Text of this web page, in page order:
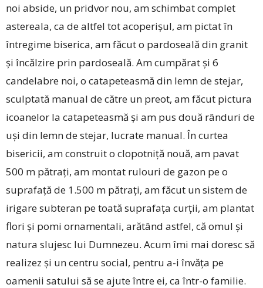
noi abside, un pridvor nou, am schimbat complet
astereala, ca de altfel tot acoperișul, am pictat în
întregime biserica, am făcut o pardoseală din granit
și încălzire prin pardoseală. Am cumpărat și 6
candelabre noi, o catapeteasmă din lemn de stejar,
sculptată manual de către un preot, am făcut pictura
icoanelor la catapeteasmă și am pus două rânduri de
uși din lemn de stejar, lucrate manual. În ­curtea
bisericii, am construit o clopotniță nouă, am pavat
500 m pătrați, am montat rulouri de gazon pe o
suprafață de 1.500 m pătrați, am făcut un sistem de
irigare subteran pe toată suprafața curții, am plantat
flori și pomi ornamentali, arătând astfel, că omul și
natura slujesc lui Dumnezeu. Acum îmi mai doresc să
realizez și un centru social, pentru a-i învăța pe
oamenii satului să se ajute între ei, ca într-o familie.